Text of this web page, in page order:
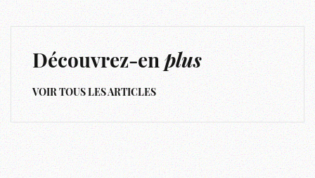
Découvrez-enplus
VOIR TOUS LES ARTICLES